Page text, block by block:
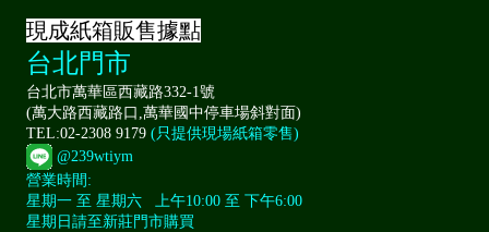
現成紙箱販售據點
台北門市
台北市萬華區西藏路332-1號
(萬大路西藏路口,萬華國中停車場斜對面)
TEL:02-2308 9179 (只提供現場紙箱零售)
@239wtiym
營業時間:
星期一 至 星期六 上午10:00 至 下午6:00
星期日請至新莊門市購買